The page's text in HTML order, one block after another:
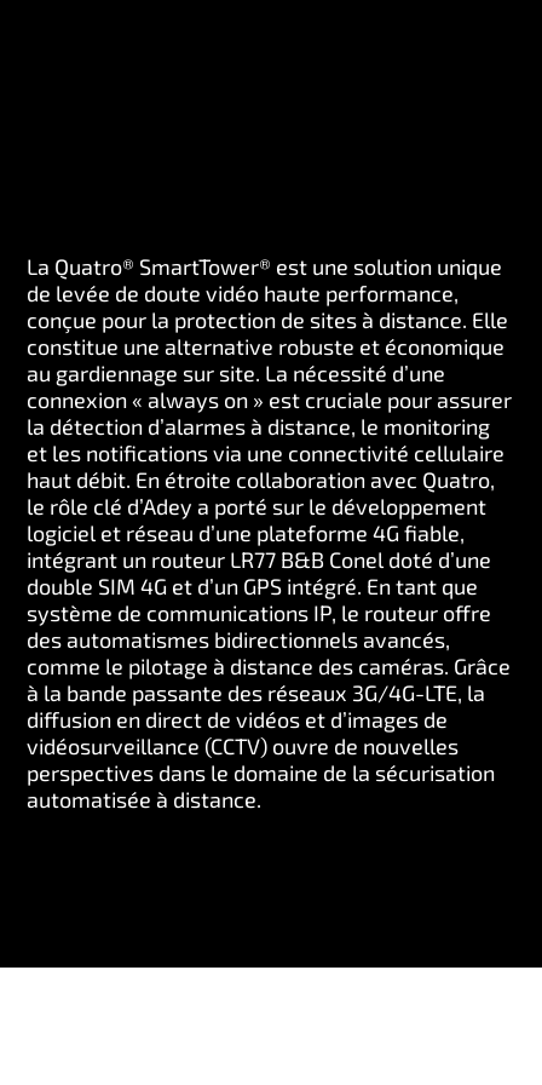
La Quatro® SmartTower® est une solution unique
de levée de doute vidéo haute performance,
conçue pour la protection de sites à distance. Elle
constitue une alternative robuste et économique
au gardiennage sur site. La nécessité d’une
connexion « always on » est cruciale pour assurer
la détection d’alarmes à distance, le monitoring
et les notifications via une connectivité cellulaire
haut débit. En étroite collaboration avec Quatro,
le rôle clé d’Adey a porté sur le développement
logiciel et réseau d’une plateforme 4G fiable,
intégrant un routeur LR77 B&B Conel doté d’une
double SIM 4G et d’un GPS intégré. En tant que
système de communications IP, le routeur offre
des automatismes bidirectionnels avancés,
comme le pilotage à distance des caméras. Grâce
à la bande passante des réseaux 3G/4G-LTE, la
diffusion en direct de vidéos et d’images de
vidéosurveillance (CCTV) ouvre de nouvelles
perspectives dans le domaine de la sécurisation
automatisée à distance.